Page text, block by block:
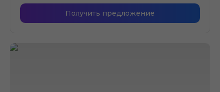
Получить предложение